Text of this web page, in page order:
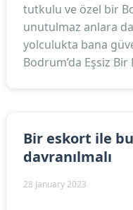
tutkulu ve özel bir
unutulmaz anlara
yolculukta bana
Bodrum’da Eşsiz Bir
Bir eskort ile
davranılmalı
28 January 2023